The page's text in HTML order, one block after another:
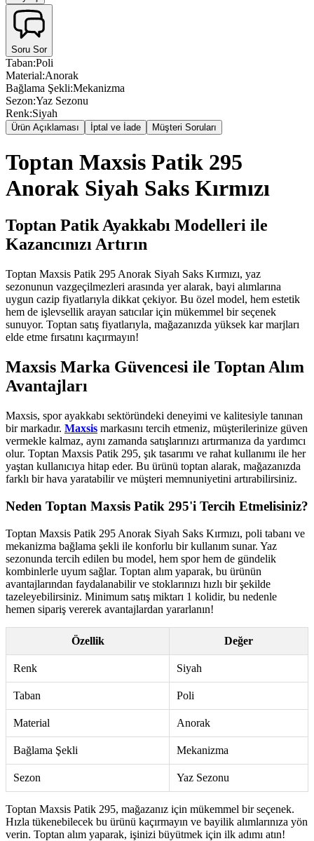
Soru Sor
Taban:Poli
Material:Anorak
Bağlama Şekli:Mekanizma
Sezon:Yaz Sezonu
Renk:Siyah
Ürün Açıklaması İptal ve İade Müşteri Soruları
Toptan Maxsis Patik 295
Anorak Siyah Saks Kırmızı
Toptan Patik Ayakkabı Modelleri ile
Kazancınızı Artırın
Toptan Maxsis Patik 295 Anorak Siyah Saks Kırmızı, yaz
sezonunun vazgeçilmezleri arasında yer alarak, bayi alımlarına
uygun cazip fiyatlarıyla dikkat çekiyor. Bu özel model, hem estetik
hem de işlevsellik arayan satıcılar için mükemmel bir seçenek
sunuyor. Toptan satış fiyatlarıyla, mağazanızda yüksek kar marjları
elde etme fırsatını kaçırmayın!
Maxsis Marka Güvencesi ile Toptan Alım
Avantajları
Maxsis, spor ayakkabı sektöründeki deneyimi ve kalitesiyle tanınan
bir markadır. Maxsis markasını tercih etmeniz, müşterilerinize güven
vermekle kalmaz, aynı zamanda satışlarınızı artırmanıza da yardımcı
olur. Toptan Maxsis Patik 295, şık tasarımı ve rahat kullanımı ile her
yaştan kullanıcıya hitap eder. Bu ürünü toptan alarak, mağazanızda
farklı bir hava yaratabilir ve müşteri memnuniyetini artırabilirsiniz.
Neden Toptan Maxsis Patik 295'i Tercih Etmelisiniz?
Toptan Maxsis Patik 295 Anorak Siyah Saks Kırmızı, poli tabanı ve
mekanizma bağlama şekli ile konforlu bir kullanım sunar. Yaz
sezonunda tercih edilen bu model, hem spor hem de gündelik
kombinlerle uyum sağlar. Toptan alım yaparak, bu ürünün
avantajlarından faydalanabilir ve stoklarınızı hızlı bir şekilde
tazeleyebilirsiniz. Minimum satış miktarı 1 kolidir, bu nedenle
hemen sipariş vererek avantajlardan yararlanın!
Özellik Değer
Renk Siyah
Taban Poli
Material Anorak
Bağlama Şekli Mekanizma
Sezon Yaz Sezonu
Toptan Maxsis Patik 295, mağazanız için mükemmel bir seçenek.
Hızla tükenebilecek bu ürünü kaçırmayın ve bayilik alımlarınıza yön
verin. Toptan alım yaparak, işinizi büyütmek için ilk adımı atın!